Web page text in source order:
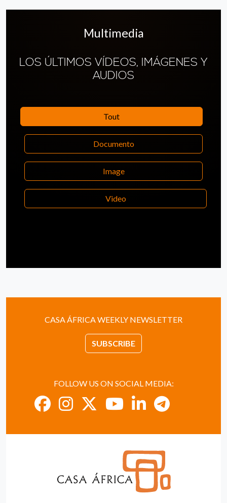
Multimedia
LOS ÚLTIMOS VÍDEOS, IMÁGENES Y
AUDIOS
Tout
Documento
Image
Video
CASA ÁFRICA WEEKLY NEWSLETTER
SUBSCRIBE
FOLLOW US ON SOCIAL MEDIA: